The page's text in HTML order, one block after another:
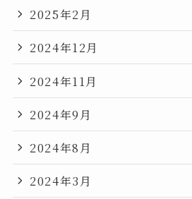
2025年2月
2024年12月
2024年11月
2024年9月
2024年8月
2024年3月